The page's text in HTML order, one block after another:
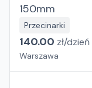
150mm
Przecinarki
140.00 zł/dzień
Warszawa